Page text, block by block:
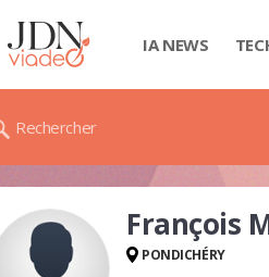
IA NEWS
Rechercher
François
PONDICHÉRY